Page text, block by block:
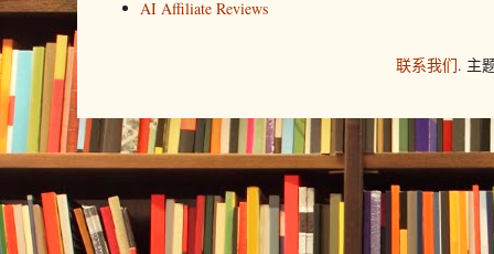
AI Affiliate Reviews
联系我们. 主